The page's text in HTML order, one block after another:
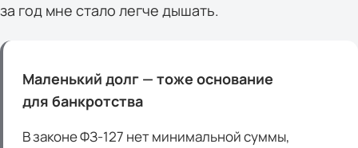
за год мне стало легче дышать.
Маленький долг — тоже основание
для банкротства
В законе ФЗ-127 нет минимальной суммы,